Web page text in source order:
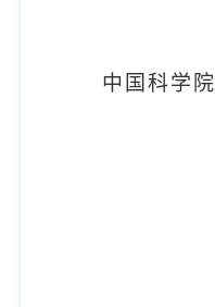
中国科学院